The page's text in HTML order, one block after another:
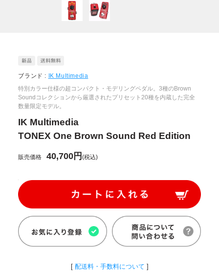
ブランド :
IK Multimedia
特別カラー仕様の超コンパクト・モデリングペダル。3種のBrown
Soundコレクションから厳選されたプリセット20種を内蔵した完全
数量限定モデル。
IK Multimedia
TONEX One Brown Sound Red Edition
販売価格 40,700円(税込)
[ 配送料・手数料について ]